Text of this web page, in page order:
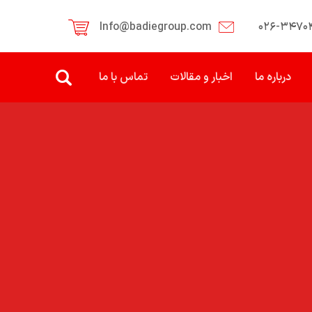
Info@badiegroup.com
درباره ما اخبار و مقالات تماس با ما